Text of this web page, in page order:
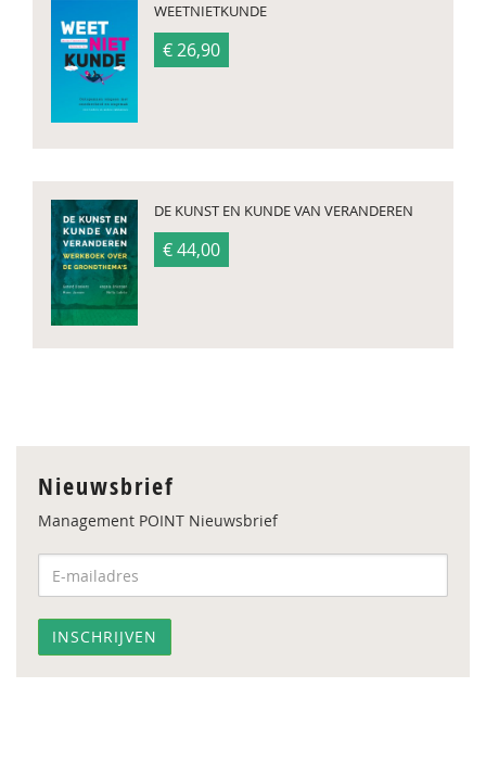
WEETNIETKUNDE
€ 26,90
DE KUNST EN KUNDE VAN VERANDEREN
€ 44,00
Nieuwsbrief
Management POINT Nieuwsbrief